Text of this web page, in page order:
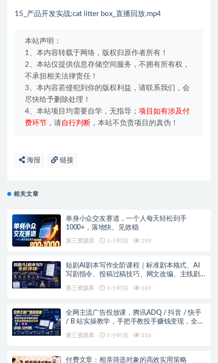
15_产品开发实战:cat litter box_直播回放.mp4
本站声明：
1、本内容转载于网络，版权归原作者所有！
2、本站仅提供信息存储空间服务，不拥有所有权，
不承担相关法律责任！
3、本内容若侵犯到你的版权利益，请联系我们，会
尽快给予删除处理！
4、本站项目均需要自学，无指导； 项目如有涉及付
费环节 ，请自行判断 ，本站不负责项目的真伪！
海报 链接
相关文章
单身小众交友赛道，一个人每天轻松到手
1000+，落地快、见效稳
第三资源库 3 小时前 298
短剧AI剧本写作全阶课程｜标准剧本格式、AI
写剧指令、投稿过稿技巧、网文改编、主线剧
第三资源库 3 小时前 169
全网主流广告投放课，腾讯ADQ / 抖音 / 快手
/ B 站实操教学，手把手教投手赚钱变现，全套
第三资源库 3 小时前 216
付费文章：相亲筛选对象的高效实用策略